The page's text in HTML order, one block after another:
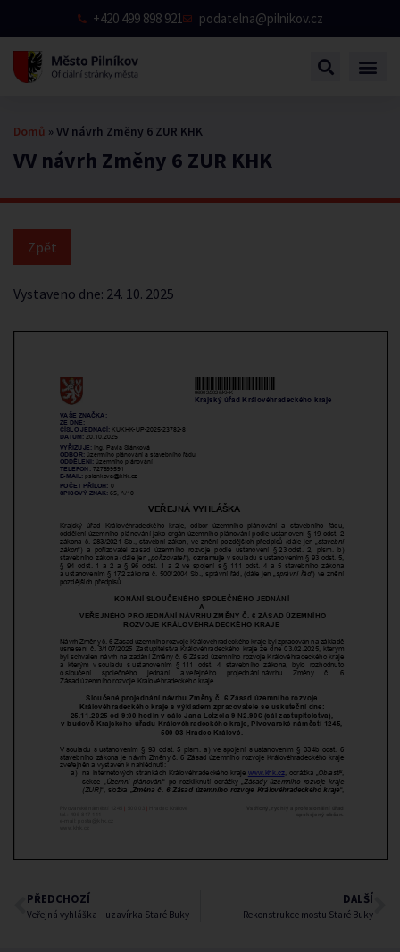
+420 499 898 921 podatelna@pilnikov.cz
VV návrh Změny 6 ZUR KHK
Domů » VV návrh Změny 6 ZUR KHK
Vystaveno dne: 24. 10. 2025
PŘEDCHOZÍ
Veřejná vyhláška – uzavírka Staré Buky
DALŠÍ
Rekonstrukce mostu Staré Buky